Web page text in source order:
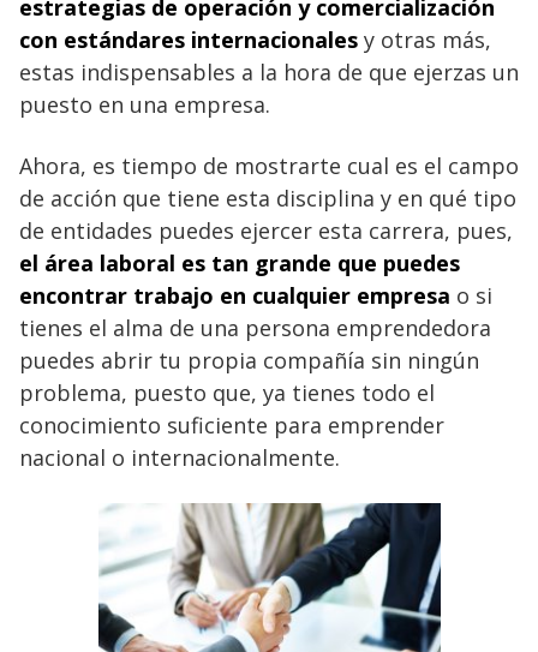
estrategias de operación y comercialización
con estándares internacionales y otras más,
estas indispensables a la hora de que ejerzas un
puesto en una empresa.
Ahora, es tiempo de mostrarte cual es el campo
de acción que tiene esta disciplina y en qué tipo
de entidades puedes ejercer esta carrera, pues,
el área laboral es tan grande que puedes
encontrar trabajo en cualquier empresa o si
tienes el alma de una persona emprendedora
puedes abrir tu propia compañía sin ningún
problema, puesto que, ya tienes todo el
conocimiento suficiente para emprender
nacional o internacionalmente.